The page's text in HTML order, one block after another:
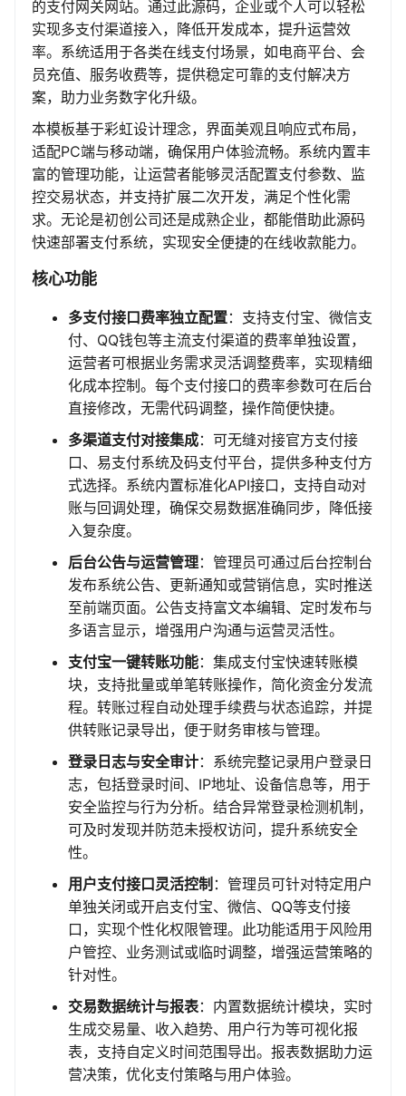
的支付网关网站。通过此源码，企业或个人可以轻松
实现多支付渠道接入，降低开发成本，提升运营效
率。系统适用于各类在线支付场景，如电商平台、会
员充值、服务收费等，提供稳定可靠的支付解决方
案，助力业务数字化升级。
本模板基于彩虹设计理念，界面美观且响应式布局，
适配PC端与移动端，确保用户体验流畅。系统内置丰
富的管理功能，让运营者能够灵活配置支付参数、监
控交易状态，并支持扩展二次开发，满足个性化需
求。无论是初创公司还是成熟企业，都能借助此源码
快速部署支付系统，实现安全便捷的在线收款能力。
核心功能
多支付接口费率独立配置：支持支付宝、微信支
付、QQ钱包等主流支付渠道的费率单独设置，
运营者可根据业务需求灵活调整费率，实现精细
化成本控制。每个支付接口的费率参数可在后台
直接修改，无需代码调整，操作简便快捷。
多渠道支付对接集成：可无缝对接官方支付接
口、易支付系统及码支付平台，提供多种支付方
式选择。系统内置标准化API接口，支持自动对
账与回调处理，确保交易数据准确同步，降低接
入复杂度。
后台公告与运营管理：管理员可通过后台控制台
发布系统公告、更新通知或营销信息，实时推送
至前端页面。公告支持富文本编辑、定时发布与
多语言显示，增强用户沟通与运营灵活性。
支付宝一键转账功能：集成支付宝快速转账模
块，支持批量或单笔转账操作，简化资金分发流
程。转账过程自动处理手续费与状态追踪，并提
供转账记录导出，便于财务审核与管理。
登录日志与安全审计：系统完整记录用户登录日
志，包括登录时间、IP地址、设备信息等，用于
安全监控与行为分析。结合异常登录检测机制，
可及时发现并防范未授权访问，提升系统安全
性。
用户支付接口灵活控制 ：管理员可针对特定用户
单独关闭或开启支付宝、微信、QQ等支付接
口，实现个性化权限管理。此功能适用于风险用
户管控、业务测试或临时调整，增强运营策略的
针对性。
交易数据统计与报表：内置数据统计模块，实时
生成交易量、收入趋势、用户行为等可视化报
表，支持自定义时间范围导出。报表数据助力运
营决策，优化支付策略与用户体验。